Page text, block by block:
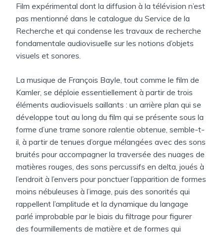
Film expérimental dont la diffusion à la télévision n’est
pas mentionné dans le catalogue du Service de la
Recherche et qui condense les travaux de recherche
fondamentale audiovisuelle sur les notions d’objets
visuels et sonores.
La musique de François Bayle, tout comme le film de
Kamler, se déploie essentiellement à partir de trois
éléments audiovisuels saillants : un arrière plan qui se
développe tout au long du film qui se présente sous la
forme d’une trame sonore ralentie obtenue, semble-t-
il, à partir de tenues d’orgue mélangées avec des sons
bruités pour accompagner la traversée des nuages de
matières rouges, des sons percussifs en delta, joués à
l’endroit à l’envers pour ponctuer l’apparition de formes
moins nébuleuses à l’image, puis des sonorités qui
rappellent l’amplitude et la dynamique du langage
parlé improbable par le biais du filtrage pour figurer
des fourmillements de matière et de formes qui